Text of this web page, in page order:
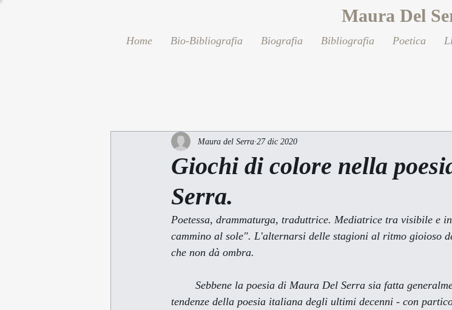
Maura Del
Home Bio-Bibliografia Biografia Bibliografia Poetica
Giochi di colore nella
Serra.
Maura del Serra 27 dic 2020
Poetessa, drammaturga, traduttrice. Mediatrice tra visibile e
cammino al sole". L'alternarsi delle stagioni al ritmo gioioso
che non dà ombra.
tendenze della poesia italiana degli ultimi decenni - con